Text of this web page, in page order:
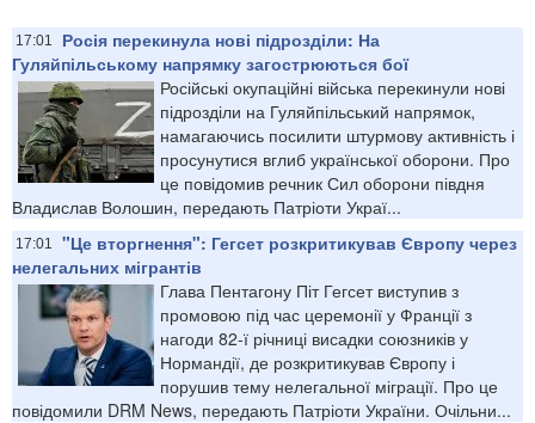
17:01
Росія перекинула нові підрозділи: На
Гуляйпільському напрямку загострюються бої
Російські окупаційні війська перекинули нові
підрозділи на Гуляйпільський напрямок,
намагаючись посилити штурмову активність і
просунутися вглиб української оборони. Про
це повідомив речник Сил оборони півдня
Владислав Волошин, передають Патріоти Украї...
17:01
"Це вторгнення": Гегсет розкритикував Європу через
нелегальних мігрантів
Глава Пентагону Піт Гегсет виступив з
промовою під час церемонії у Франції з
нагоди 82-ї річниці висадки союзників у
Нормандії, де розкритикував Європу і
порушив тему нелегальної міграції. Про це
повідомили DRM News, передають Патріоти України. Очільни...